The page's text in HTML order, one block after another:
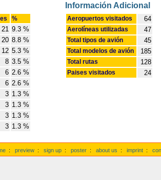
%
21 9.3 %
20 8.8 %
12 5.3 %
8 3.5 %
6 2.6 %
6 2.6 %
3 1.3 %
3 1.3 %
3 1.3 %
3 1.3 %
Información Adicional
Aeropuertos visitados 64
Aerolíneas utilizadas 47
Total tipos de avión 45
Total modelos de avión 185
Total rutas 128
Paises visitados 24
: preview : sign up : poster : about us : imprint :